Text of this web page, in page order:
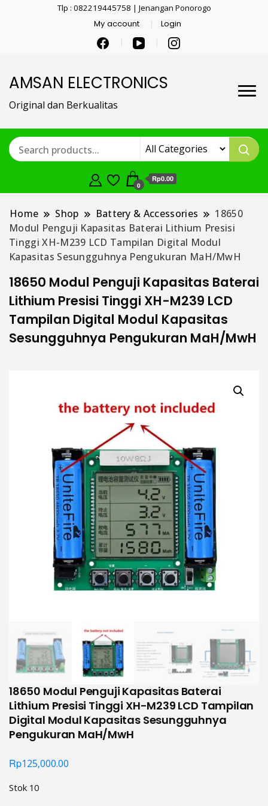
Tlp : 082219445758 | Jenangan Ponorogo
My account Login
AMSAN ELECTRONICS
Original dan Berkualitas
0
Rp0.00
Home Shop Battery & Accessories
18650
Modul Penguji Kapasitas Baterai Lithium Presisi
Tinggi XH-M239 LCD Tampilan Digital Modul
Kapasitas Sesungguhnya Pengukuran MaH/MwH
18650 Modul Penguji Kapasitas Baterai
Lithium Presisi Tinggi XH-M239 LCD
Tampilan Digital Modul Kapasitas
Sesungguhnya Pengukuran MaH/MwH
18650 Modul Penguji Kapasitas Baterai
Lithium Presisi Tinggi XH-M239 LCD Tampilan
Digital Modul Kapasitas Sesungguhnya
Pengukuran MaH/MwH
Rp125,000.00
Stok 10